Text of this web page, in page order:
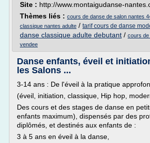
Site : http://www.montaigudanse-
Thèmes liés : cours de danse de salon nantes
classique nantes adulte / tarif cours de danse
danse classique adulte debutant / cours de
vendee
Danse enfants, éveil et
les Salons ...
3-14 ans : De l'éveil à la pratique
(éveil, initiation, classique, Hip hop,
Des cours et des stages de danse en
enfants maximum), dispensés par des
diplômés, et destinés aux enfants de :
3 à 5 ans en éveil à la danse,